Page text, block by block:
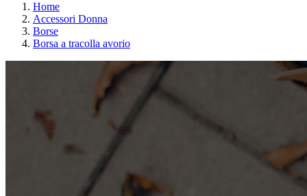
Home
Accessori Donna
Borse
Borsa a tracolla avorio